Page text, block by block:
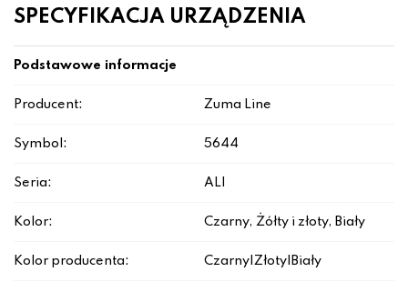
SPECYFIKACJA URZĄDZENIA
Podstawowe informacje
Producent: Zuma Line
Symbol: 5644
Seria: ALI
Kolor: Czarny, Żółty i złoty, Biały
Kolor producenta: Czarny|Złoty|Biały